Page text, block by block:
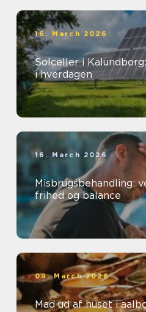
16. March 2026
Solceller i
i hverdagen
16. March 2026
Misbrugsbehandling:
frihed og balance
09. March 2026
Mad ud af huset i